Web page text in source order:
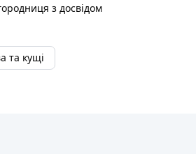
з досвідом
та кущі